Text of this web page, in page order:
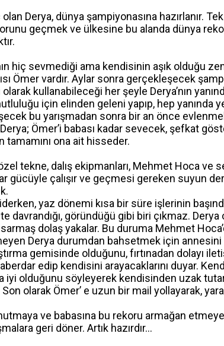
olan Derya, dünya şampiyonasına hazırlanır.
geçmek ve ülkesine bu alanda dünya
hiç sevmediği ama kendisinin aşık olduğu
Ömer vardır. Aylar sonra gerçekleşecek
kullanabileceği her şeyle Derya’nın
için elinden geleni yapıp, hep yanında
bu yarışmadan sonra bir an önce
Derya; Ömer’i babası kadar sevecek, şefkat
tamamını ona ait hisseder.
tekne, dalış ekipmanları, Mehmet Hoca ve
gücüyle çalışır ve geçmesi gereken suyun
yaz dönemi kısa bir süre işlerinin
davrandığı, göründüğü gibi biri çıkmaz. Derya
sarmaş dolaş yakalar. Bu duruma Mehmet
Derya durumdan bahsetmek için annesini
gemisinde olduğunu, fırtınadan dolayı
edip kendisini arayacaklarını duyar.
iyi olduğunu söyleyerek kendisinden uzak
Son olarak Ömer’ e uzun bir mail yollayarak,
ve babasına bu rekoru armağan
geri döner. Artık hazırdır…